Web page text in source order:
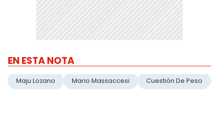
EN ESTA NOTA
Maju Lozano Mario Massaccesi Cuestión De Peso